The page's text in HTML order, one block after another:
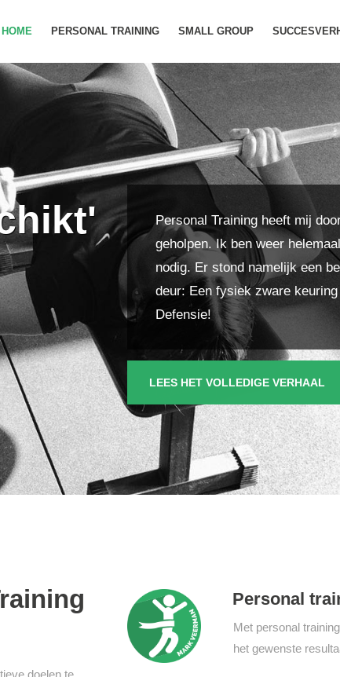
HOME PERSONAL TRAINING SMALL GROUP
Personal Training heeft mij
geholpen. Ik ben weer
nodig. Er stond namelijk een
deur: Een fysiek zware
Defensie!
LEES HET VOLLEDIGE VERHAAL
doelen te
Personal
Met personal
het gewenste